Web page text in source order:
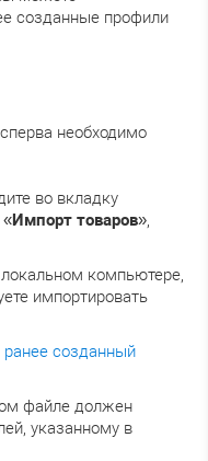
созданные профили
необходимо
во вкладку
«Импорт товаров»,
компьютере,
импортировать
ранее созданный
файле должен
указанному в